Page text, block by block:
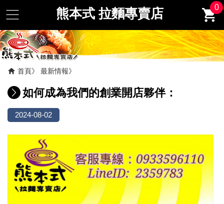
熊本式 拉麵專賣店 0
首頁 最新情報
如何成為我們的創業開店夥伴：
2024-08-02